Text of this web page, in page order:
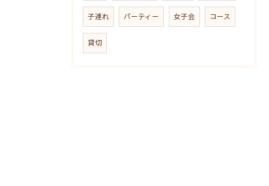
子連れ パーティー 女子会 コース
貸切